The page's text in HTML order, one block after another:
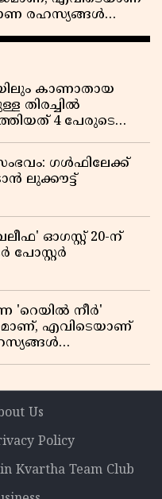
രഹസ്യങ്ങൾ
കാണാതായ
തിരച്ചിൽ
4 പേരുടെ
ഗൾഫിലേക്ക്
ലുക്കൗട്ട്
ഓഗസ്റ്റ് 20-ന്
പോസ്റ്റർ
'റെയിൽ നീർ'
എവിടെയാണ്
Us
Policy
Kvartha Team Club